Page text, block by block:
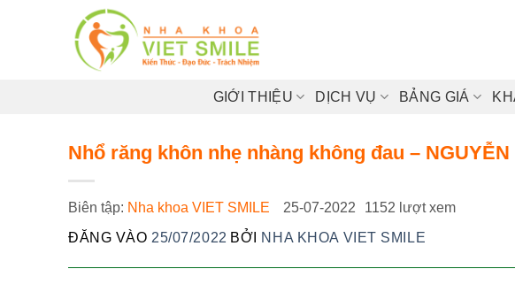
GIỚI THIỆU DỊCH VỤ BẢNG GIÁ
Nhổ răng khôn nhẹ nhàng không đau – NGUYỄN
Biên tập: Nha khoa VIET SMILE 25-07-2022
1152 lượt xem
ĐĂNG VÀO 25/07/2022 BỞI NHA KHOA VIET SMILE